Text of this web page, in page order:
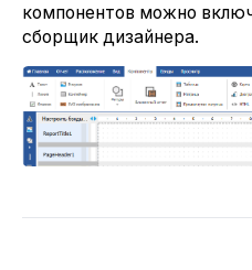
компонентов можно
сборщик дизайнера.